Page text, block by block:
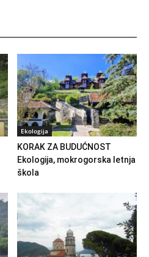
Ekologija
KORAK ZA BUDUĆNOST
Ekologija, mokrogorska letnja
škola